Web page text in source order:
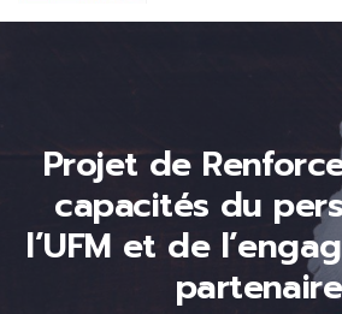
Projet de
capacités du
l’UFM et de